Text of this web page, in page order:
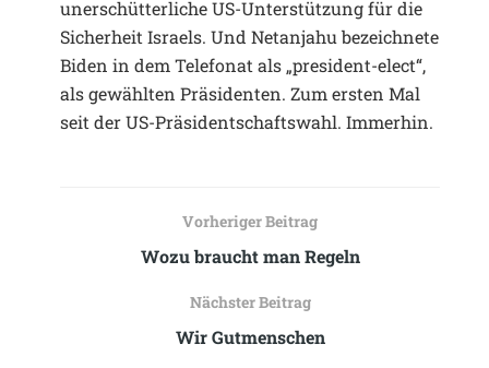
unerschütterliche US-Unterstützung für die
Sicherheit Israels. Und Netanjahu bezeichnete
Biden in dem Telefonat als „president-elect“,
als gewählten Präsidenten. Zum ersten Mal
seit der US-Präsidentschaftswahl. Immerhin.
Vorheriger Beitrag
Wozu braucht man Regeln
Nächster Beitrag
Wir Gutmenschen